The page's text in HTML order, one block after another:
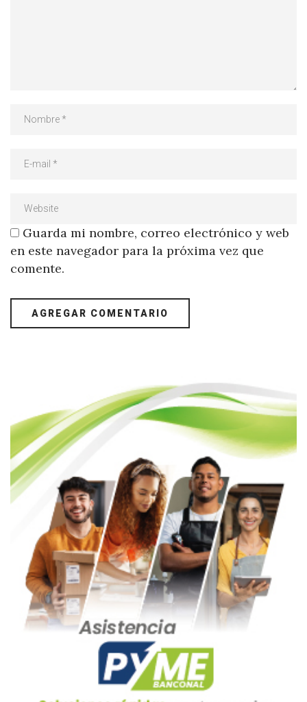
Guarda mi nombre, correo electrónico y web
en este navegador para la próxima vez que
comente.